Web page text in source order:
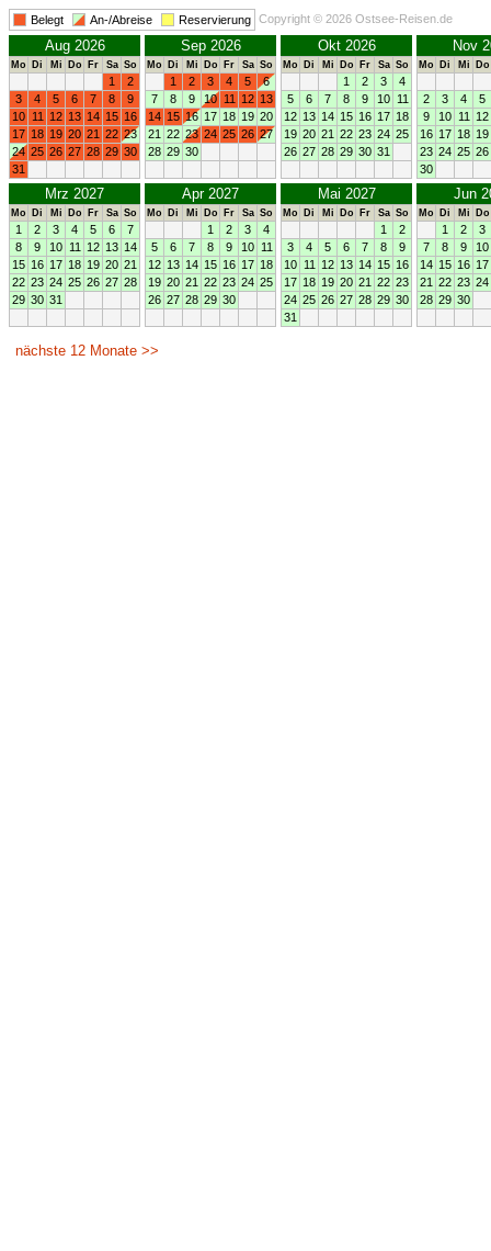
Belegt An-/Abreise Reservierung Copyright © 2026 Ostsee-Reisen.de
Aug 2026
Mo Di Mi Do Fr Sa So
1
2
3
4 5 6 7 8
9
10 11 12 13 14 15 16
17 18 19 20 21 22 23
24 25 26 27 28 29 30
31
Sep 2026
Mo Di Mi Do Fr Sa So
1 2 3 4 5
6
7
8 9 10 11 12 13
14 15 16 17 18 19 20
21 22 23 24 25 26 27
28 29 30
Okt 2026
Mo Di Mi Do Fr Sa So
1 2 3
4
5
6 7 8 9 10 11
12 13 14 15 16 17 18
19 20 21 22 23 24 25
26 27 28 29 30 31
Nov
Mo Di Mi Do
2 3 4
5
9
10 11
12
16 17 18 19
23 24 25 26
30
Mrz 2027
Mo Di Mi Do Fr Sa So
1 2 3 4 5 6
7
8
9 10 11 12 13 14
15 16 17 18 19 20 21
22 23 24 25 26 27 28
29 30 31
Apr 2027
Mo Di Mi Do Fr Sa So
1 2 3
4
5
6 7 8 9 10 11
12 13 14 15 16 17 18
19 20 21 22 23 24 25
26 27 28 29 30
Mai 2027
Mo Di Mi Do Fr Sa So
1
2
3
4 5 6 7 8
9
10 11 12 13 14 15 16
17 18 19 20 21 22 23
24 25 26 27 28 29 30
31
Jun
Mo Di Mi Do
1 2
3
7
8 9
10
14 15 16 17
21 22 23 24
28 29 30
nächste 12 Monate >>